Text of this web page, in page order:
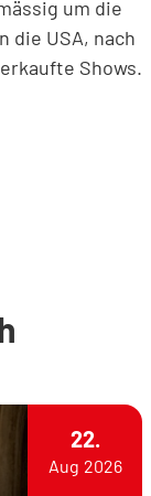
um die
die USA, nach
Shows.
22.
Aug 2026